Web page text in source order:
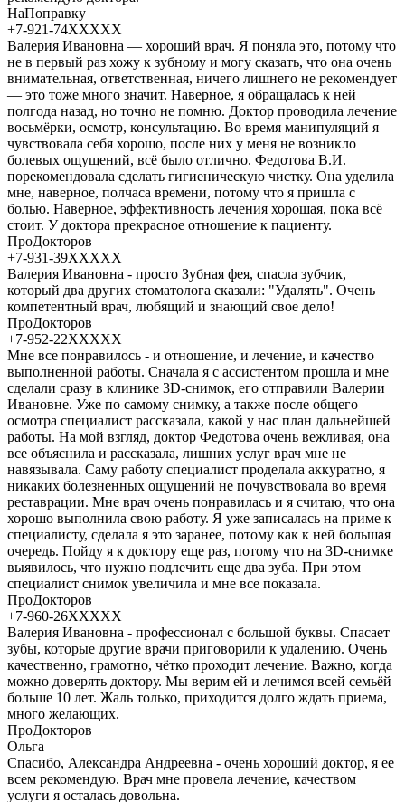
НаПоправку
+7-921-74XXXXX
Валерия Ивановна — хороший врач. Я поняла это, потому что
не в первый раз хожу к зубному и могу сказать, что она очень
внимательная, ответственная, ничего лишнего не рекомендует
— это тоже много значит. Наверное, я обращалась к ней
полгода назад, но точно не помню. Доктор проводила лечение
восьмёрки, осмотр, консультацию. Во время манипуляций я
чувствовала себя хорошо, после них у меня не возникло
болевых ощущений, всё было отлично. Федотова В.И.
порекомендовала сделать гигиеническую чистку. Она уделила
мне, наверное, полчаса времени, потому что я пришла с
болью. Наверное, эффективность лечения хорошая, пока всё
стоит. У доктора прекрасное отношение к пациенту.
ПроДокторов
+7-931-39XXXXX
Валерия Ивановна - просто Зубная фея, спасла зубчик,
который два других стоматолога сказали: "Удалять". Очень
компетентный врач, любящий и знающий свое дело!
ПроДокторов
+7-952-22XXXXX
Мне все понравилось - и отношение, и лечение, и качество
выполненной работы. Сначала я с ассистентом прошла и мне
сделали сразу в клинике 3D-снимок, его отправили Валерии
Ивановне. Уже по самому снимку, а также после общего
осмотра специалист рассказала, какой у нас план дальнейшей
работы. На мой взгляд, доктор Федотова очень вежливая, она
все объяснила и рассказала, лишних услуг врач мне не
навязывала. Саму работу специалист проделала аккуратно, я
никаких болезненных ощущений не почувствовала во время
реставрации. Мне врач очень понравилась и я считаю, что она
хорошо выполнила свою работу. Я уже записалась на приме к
специалисту, сделала я это заранее, потому как к ней большая
очередь. Пойду я к доктору еще раз, потому что на 3D-снимке
выявилось, что нужно подлечить еще два зуба. При этом
специалист снимок увеличила и мне все показала.
ПроДокторов
+7-960-26XXXXX
Валерия Ивановна - профессионал с большой буквы. Спасает
зубы, которые другие врачи приговорили к удалению. Очень
качественно, грамотно, чётко проходит лечение. Важно, когда
можно доверять доктору. Мы верим ей и лечимся всей семьёй
больше 10 лет. Жаль только, приходится долго ждать приема,
много желающих.
ПроДокторов
Ольга
Спасибо, Александра Андреевна - очень хороший доктор, я ее
всем рекомендую. Врач мне провела лечение, качеством
услуги я осталась довольна.